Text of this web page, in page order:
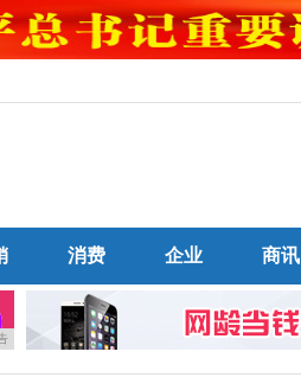
消费 企业 商讯